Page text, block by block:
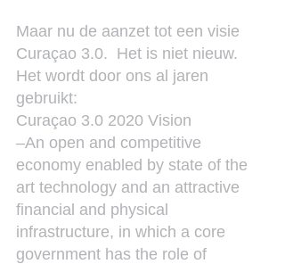
Maar nu de aanzet tot een visie
Curaçao 3.0.  Het is niet nieuw.
Het wordt door ons al jaren
gebruikt:
Curaçao 3.0 2020 Vision
–An open and competitive
economy enabled by state of the
art technology and an attractive
financial and physical
infrastructure, in which a core
government has the role of